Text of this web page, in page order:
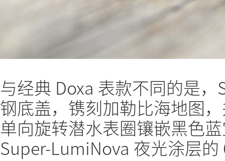
与经典 Doxa 表款不同的是
钢底盖，镌刻加勒比海地图
单向旋转潜水表圈镶嵌黑色
Super-LumiNova 夜光涂层的